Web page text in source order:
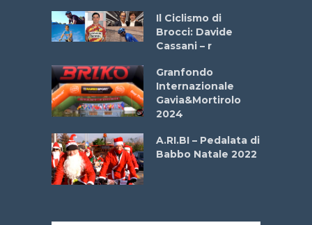
Il Ciclismo di
Brocci: Davide
Cassani – r
Granfondo
Internazionale
Gavia&Mortirolo
2024
A.RI.BI – Pedalata di
Babbo Natale 2022